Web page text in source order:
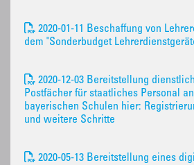
2020-01-11 Beschaffung von
dem "Sonderbudget
2020-12-03 Bereitstellung
Postfächer für staatliches Personal
bayerischen Schulen hier:
und weitere Schritte
2020-05-13 Bereitstellung eines